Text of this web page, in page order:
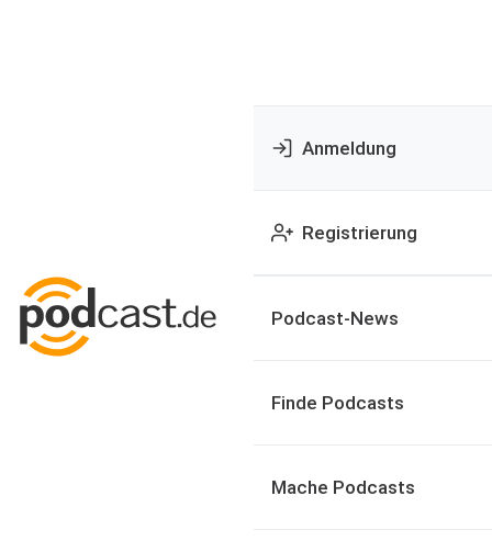
Anmeldung
Registrierung
Podcast-News
Finde Podcasts
Mache Podcasts